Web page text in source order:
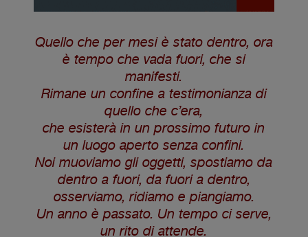
Quello che per mesi è stato dentro, ora
è tempo che vada fuori, che si
manifesti.
Rimane un confine a testimonianza di
quello che c’era,
che esisterà in un prossimo futuro in
un luogo aperto senza confini.
Noi muoviamo gli oggetti, spostiamo da
dentro a fuori, da fuori a dentro,
osserviamo, ridiamo e piangiamo.
Un anno è passato. Un tempo ci serve,
un rito di attende.